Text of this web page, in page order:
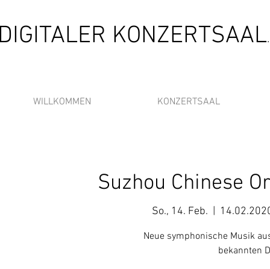
KONZERTSAAL
WILLKOMMEN KONZERTSAAL
Suzhou Chinese
So., 14. Feb.
  |
Neue symphonische Musik
bekannten